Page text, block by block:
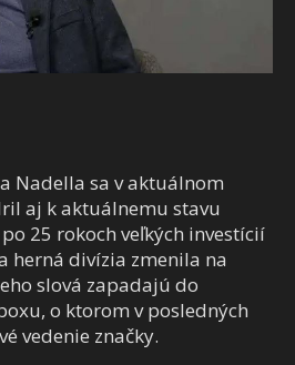
Nadella sa v aktuálnom
aj k aktuálnemu stavu
25 rokoch veľkých investícií
herná divízia zmenila na
slová zapadajú do
o ktorom v posledných
vedenie značky.